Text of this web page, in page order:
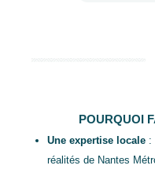
POURQUOI
Une expertise locale :
réalités de Nantes